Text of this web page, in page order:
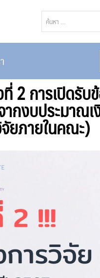
2 การเปิดรับ
กงบประมาณเ
ยภายในคณะ)